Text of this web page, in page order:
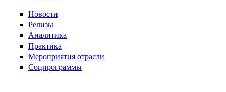
Новости
Релизы
Аналитика
Практика
Мероприятия отрасли
Соцпрограммы